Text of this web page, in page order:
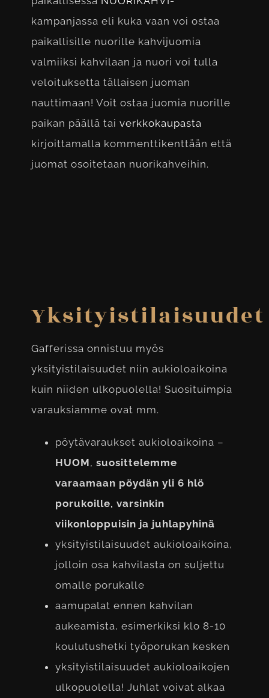
kampanjassa eli kuka vaan voi ostaa
paikallisille nuorille kahvijuomia
valmiiksi kahvilaan ja nuori voi tulla
veloituksetta tällaisen juoman
nauttimaan! Voit ostaa juomia nuorille
paikan päällä taiverkkokaupasta
kirjoittamalla kommenttikenttään että
juomat osoitetaan nuorikahveihin.
Yksityistilaisuudet
Gafferissa onnistuu myös
yksityistilaisuudet niin aukioloaikoina
kuin niiden ulkopuolella! Suosituimpia
varauksiamme ovat mm.
pöytävaraukset aukioloaikoina –
HUOM, suosittelemme
varaamaan pöydän yli 6 hlö
porukoille, varsinkin
viikonloppuisin ja juhlapyhinä
yksityistilaisuudet aukioloaikoina,
jolloin osa kahvilasta on suljettu
omalle porukalle
aamupalat ennen kahvilan
aukeamista, esimerkiksi klo 8-10
koulutushetki työporukan kesken
yksityistilaisuudet aukioloaikojen
ulkopuolella! Juhlat voivat alkaa